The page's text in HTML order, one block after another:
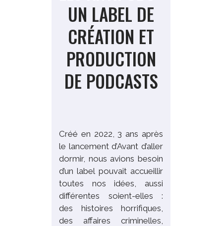
UN LABEL DE
CRÉATION ET
PRODUCTION
DE PODCASTS
Créé en 2022, 3 ans après
le lancement d’Avant d’aller
dormir, nous avions besoin
d’un label pouvait accueillir
toutes nos idées, aussi
différentes soient-elles :
des histoires horrifiques,
des affaires criminelles,